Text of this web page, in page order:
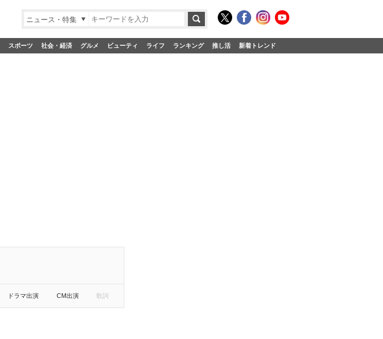
ニュース・特集
スポーツ 社会・経済 グルメ ビューティ ライフ ランキング 推し活 新着トレンド
ドラマ出演 CM出演 歌詞